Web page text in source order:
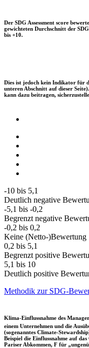
Der SDG Assessment score
gewichteten Durchschnitt der
bis +10.
Dies ist jedoch kein Indikator für
unteren Abschnitt auf dieser
kann dazu beitragen,
-10 bis 5,1
Deutlich negative
-5,1 bis -0,2
Begrenzt negative
-0,2 bis 0,2
Keine (Netto-)Bewertung
0,2 bis 5,1
Begrenzt positive
5,1 bis 10
Deutlich positive
Methodik zur SDG-
Klima-Einflussnahme des
einem Unternehmen und die
(sogenanntes Climate-
Beispiel die Einflussnahme auf
Pariser Abkommen, F für